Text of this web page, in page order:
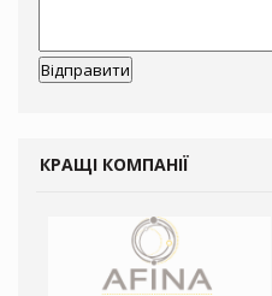
КРАЩІ КОМПАНІЇ